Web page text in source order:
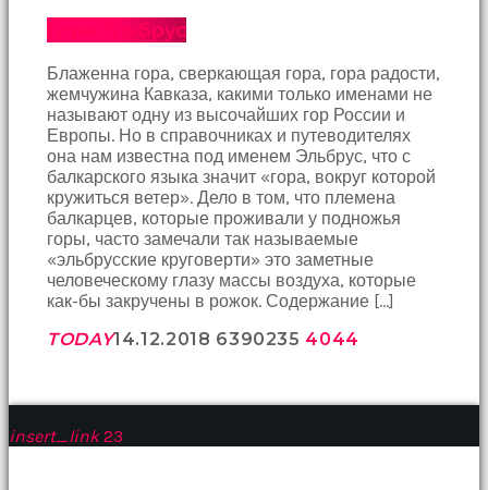
yakın
arkadaş
birbirlerine
teşekkür
ederek
bunu
tekrar
yapmak
sözleşiyorlar
altyazılı
porno
Arkadaşımın
evine
takılmaya
kıçına
Гора Эльбрус
Блаженна гора, сверкающая гора, гора радости,
жемчужина Кавказа, какими только именами не
называют одну из высочайших гор России и
Европы. Но в справочниках и путеводителях
она нам известна под именем Эльбрус, что с
балкарского языка значит «гора, вокруг которой
кружиться ветер». Дело в том, что племена
балкарцев, которые проживали у подножья
горы, часто замечали так называемые
«эльбрусские круговерти» это заметные
человеческому глазу массы воздуха, которые
как-бы закручены в рожок. Содержание […]
TODAY14.12.2018 6390235 4044
insert_link 23